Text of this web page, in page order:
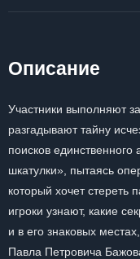
Описание
Участники выполняют
разгадывают тайну
поисков единственного
шкатулки», пытаясь
который хочет стереть
игроки узнают, какие
и в его знаковых
Павла Петровича